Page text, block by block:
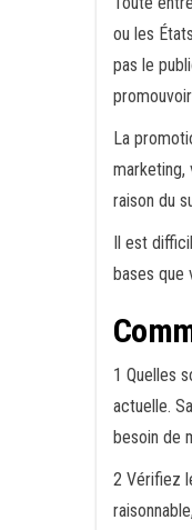
ou les
pas le
La
marketing,
raison du
Il est
bases que
1 Quelles
actuelle.
besoin de
2 Vérifiez